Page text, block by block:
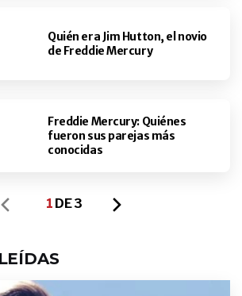
Quién era Jim Hutton, el novio
de Freddie Mercury
Freddie Mercury: Quiénes
fueron sus parejas más
conocidas
1 DE 3